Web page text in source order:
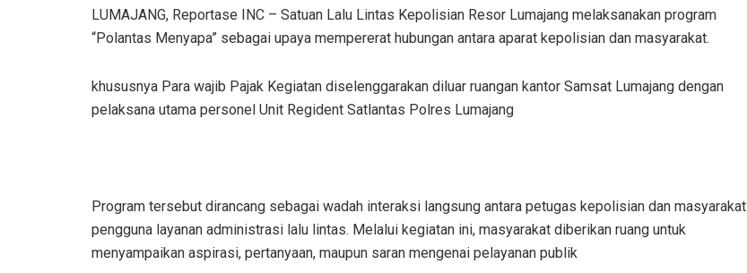
LUMAJANG, Reportase INC – Satuan Lalu Lintas Kepolisian Resor Lumajang melaksanakan program
“Polantas Menyapa” sebagai upaya mempererat hubungan antara aparat kepolisian dan masyarakat.
khususnya Para wajib Pajak Kegiatan diselenggarakan diluar ruangan kantor Samsat Lumajang dengan
pelaksana utama personel Unit Regident Satlantas Polres Lumajang
Program tersebut dirancang sebagai wadah interaksi langsung antara petugas kepolisian dan masyarakat
pengguna layanan administrasi lalu lintas. Melalui kegiatan ini, masyarakat diberikan ruang untuk
menyampaikan aspirasi, pertanyaan, maupun saran mengenai pelayanan publik